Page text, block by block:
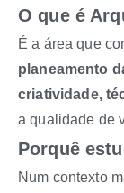
O que é
É a área que
planeamento
criatividade,
a qualidade de
Porquê
Num contexto